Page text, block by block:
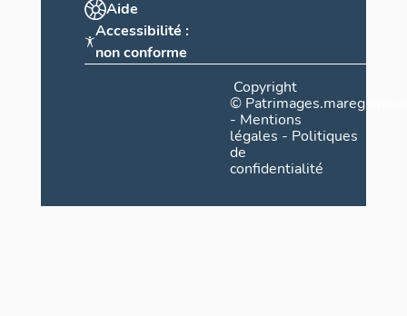
Aide
Accessibilité :
non conforme
Copyright
©
- Mentions
légales - Politiques
de
confidentialité